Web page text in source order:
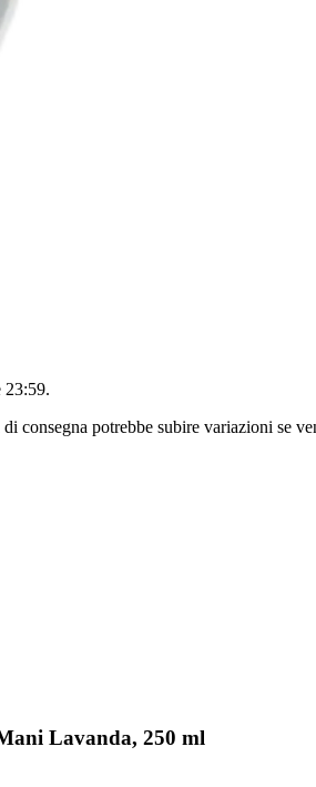
23:59.
consegna potrebbe subire variazioni se
Lavanda, 250 ml